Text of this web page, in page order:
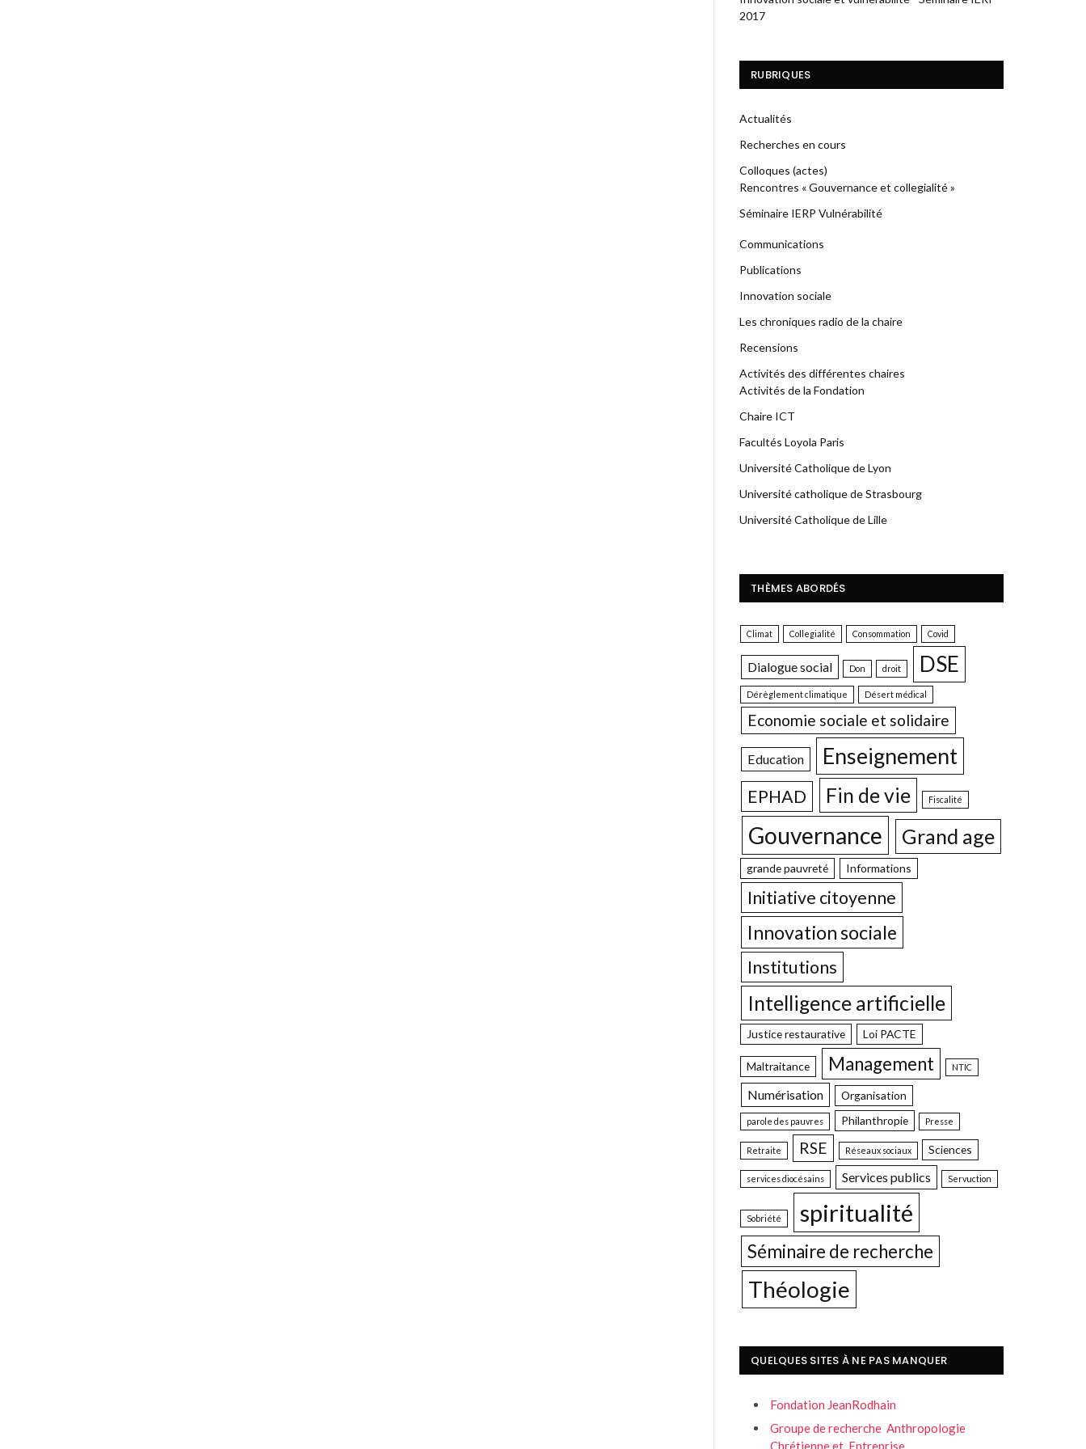
2017
RUBRIQUES
Actualités
Recherches en cours
Colloques (actes)
Rencontres « Gouvernance et collegialité »
Séminaire IERP Vulnérabilité
Communications
Publications
Innovation sociale
Les chroniques radio de la chaire
Recensions
Activités des différentes chaires
Activités de la Fondation
Chaire ICT
Facultés Loyola Paris
Université Catholique de Lyon
Université catholique de Strasbourg
Université Catholique de Lille
THÈMES ABORDÉS
Climat Collegialité Consommation Covid
Dialogue social Don droit DSE
Dérèglement climatique Désert médical
Economie sociale et solidaire
Education Enseignement
EPHAD Fin de vie Fiscalité
Gouvernance Grand age
grande pauvreté Informations
Initiative citoyenne
Innovation sociale
Institutions
Intelligence artificielle
Justice restaurative Loi PACTE
Maltraitance Management NTIC
Numérisation Organisation
parole des pauvres Philanthropie Presse
Retraite RSE Réseaux sociaux Sciences
services diocésains Services publics Servuction
Sobriété spiritualité
Séminaire de recherche
Théologie
QUELQUES SITES À NE PAS MANQUER
Fondation JeanRodhain
Groupe de recherche Anthropologie
Chrétienne et Entreprise